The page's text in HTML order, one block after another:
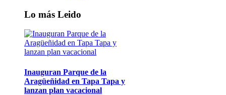
Lo más Leido
Inauguran Parque de la
Aragüeñidad en Tapa Tapa y
lanzan plan vacacional